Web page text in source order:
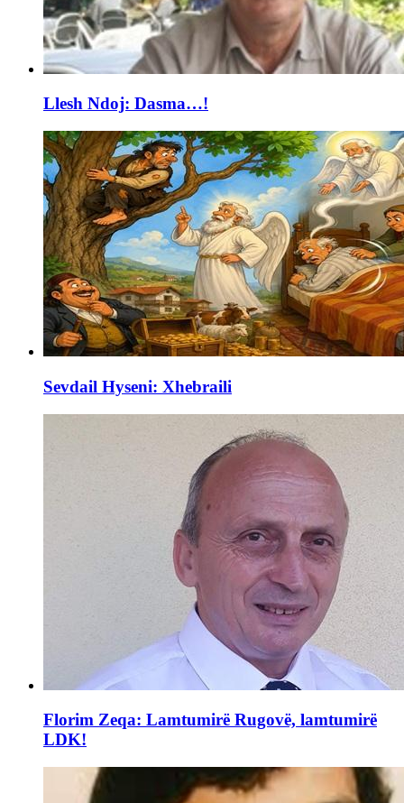
Llesh Ndoj: Dasma…!
Sevdail Hyseni: Xhebraili
Florim Zeqa: Lamtumirë Rugovë, lamtumirë
LDK!